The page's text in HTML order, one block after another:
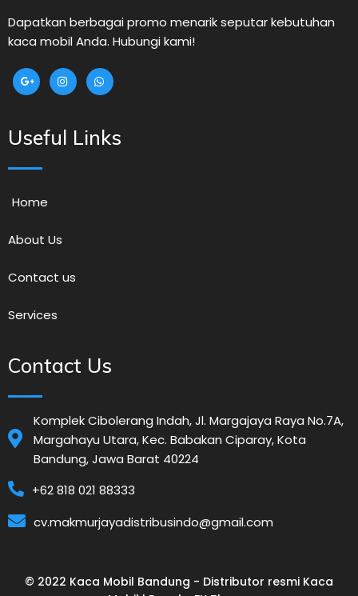
Dapatkan berbagai promo menarik seputar kebutuhan
kaca mobil Anda. Hubungi kami!
Useful Links
Home
About Us
Contact us
Services
Contact Us
Komplek Cibolerang Indah, Jl. Margajaya Raya No.7A,
Margahayu Utara, Kec. Babakan Ciparay, Kota
Bandung, Jawa Barat 40224
+62 818 021 88333
cv.makmurjayadistribusindo@gmail.com
© 2022 Kaca Mobil Bandung - Distributor resmi Kaca